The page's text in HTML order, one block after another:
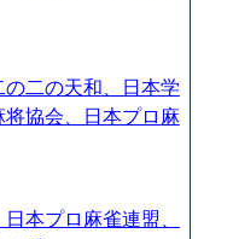
の二の天和、日本学
協会、日本プロ麻
本プロ麻雀連盟、